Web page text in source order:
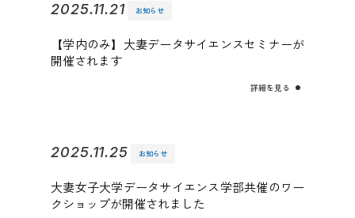
2025.11.21 お知らせ
【学内のみ】大妻データサイエンスセミナーが
開催されます
詳細を見る
2025.11.25 お知らせ
大妻女子大学データサイエンス学部共催のワー
クショップが開催されました